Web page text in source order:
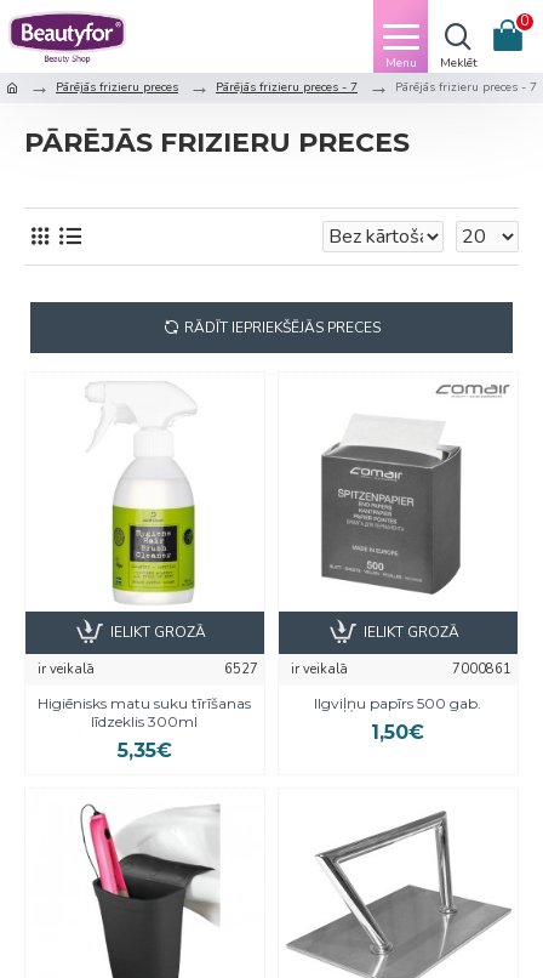
0
Pārējās frizieru preces Pārējās frizieru preces - 7 Pārējās frizieru preces - 7
PĀRĒJĀS FRIZIERU PRECES
RĀDĪT IEPRIEKŠĒJĀS PRECES
ir veikalā
6527
Higiēnisks matu suku tīrīšanas
līdzeklis 300ml
5,35€
IELIKT GROZĀ
ir veikalā
7000861
Ilgviļņu papīrs 500 gab.
1,50€
IELIKT GROZĀ